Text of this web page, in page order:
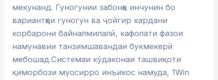
мекунанд. Гуногунии забонҳо инчунин бо
вариантҳои гуногун ва ҷойгир кардани
корбарони байналмилалӣ, кафолати фазои
намунавии танзимшавандаи букмекерӣ
мебошад.Системаи кӯдаконаи ташвиқоти
қиморбози муосирро инъикос намуда, 1Win